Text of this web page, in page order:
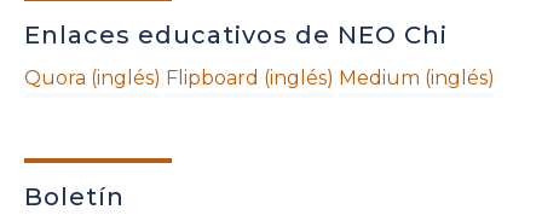
Enlaces educativos de NEO Chi
Quora (inglés) Flipboard (inglés) Medium (inglés)
Boletín